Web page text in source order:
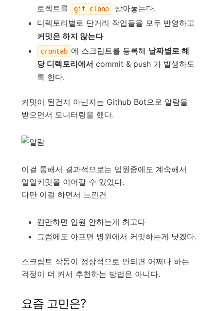
로젝트를 git clone
받아놓는다.
디렉토리별로 단거리 작업들을 모두 반영하고
커밋은 하지 않는다
crontab 에 스크립트를 등록해 날짜별로 해
당 디렉토리에서 commit & push 가 발생하도
록 한다.
커밋이 된건지 아닌지는 Github Bot으로 알람을
받으면서 모니터링을 했다.
이걸 통해서 결과적으로는 입원중에도 계속해서
일일커밋을 이어갈 수 있었다.
다만 이걸 하면서 느낀건
웬만하면 입원 안하는게 최고다
그럼에도 아프면 병원에서 커밋하는게 낫겠다.
스크립트 작동이 정상적으로 안되면 어쩌나 하는
걱정이 더 커서 추천하는 방법은 아니다.
요즘 고민은?